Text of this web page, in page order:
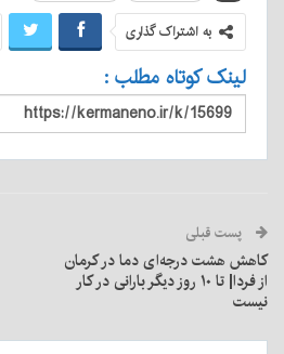
به اشتراک گذاری
لینک کوتاه مطلب :
پست قبلی
کاهش هشت درجه‌ای دما در کرمان
از فردا| تا ۱۰ روز دیگر بارانی در کار
نیست